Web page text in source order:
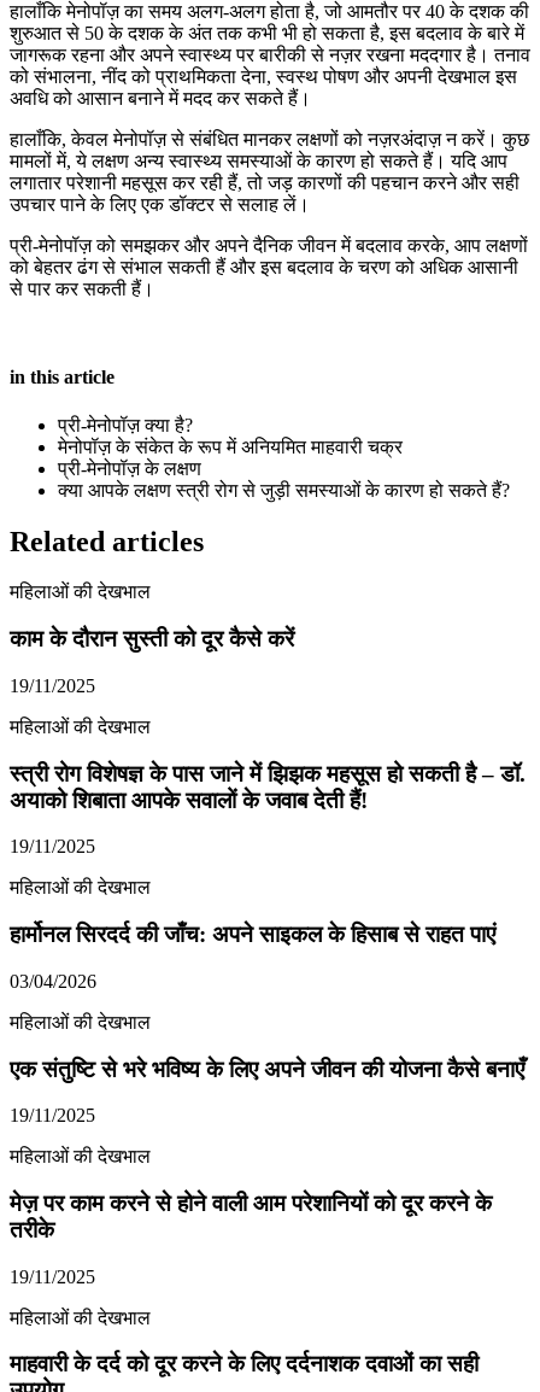
हालाँकि मेनोपॉज़ का समय अलग-अलग होता है, जो आमतौर पर 40 के दशक की
शुरुआत से 50 के दशक के अंत तक कभी भी हो सकता है, इस बदलाव के बारे में
जागरूक रहना और अपने स्वास्थ्य पर बारीकी से नज़र रखना मददगार है। तनाव
को संभालना, नींद को प्राथमिकता देना, स्वस्थ पोषण और अपनी देखभाल इस
अवधि को आसान बनाने में मदद कर सकते हैं।
हालाँकि, केवल मेनोपॉज़ से संबंधित मानकर लक्षणों को नज़रअंदाज़ न करें। कुछ
मामलों में, ये लक्षण अन्य स्वास्थ्य समस्याओं के कारण हो सकते हैं। यदि आप
लगातार परेशानी महसूस कर रही हैं, तो जड़ कारणों की पहचान करने और सही
उपचार पाने के लिए एक डॉक्टर से सलाह लें।
प्री-मेनोपॉज़ को समझकर और अपने दैनिक जीवन में बदलाव करके, आप लक्षणों
को बेहतर ढंग से संभाल सकती हैं और इस बदलाव के चरण को अधिक आसानी
से पार कर सकती हैं।
in this article
प्री-मेनोपॉज़ क्या है?
मेनोपॉज़ के संकेत के रूप में अनियमित माहवारी चक्र
प्री-मेनोपॉज़ के लक्षण
क्या आपके लक्षण स्त्री रोग से जुड़ी समस्याओं के कारण हो सकते हैं?
Related articles
महिलाओं की देखभाल
काम के दौरान सुस्ती को दूर कैसे करें
19/11/2025
महिलाओं की देखभाल
स्त्री रोग विशेषज्ञ के पास जाने में झिझक महसूस हो सकती है – डॉ.
अयाको शिबाता आपके सवालों के जवाब देती हैं!
19/11/2025
महिलाओं की देखभाल
हार्मोनल सिरदर्द की जाँच: अपने साइकल के हिसाब से राहत पाएं
03/04/2026
महिलाओं की देखभाल
एक संतुष्टि से भरे भविष्य के लिए अपने जीवन की योजना कैसे बनाएँ
19/11/2025
महिलाओं की देखभाल
मेज़ पर काम करने से होने वाली आम परेशानियों को दूर करने के
तरीके
19/11/2025
महिलाओं की देखभाल
माहवारी के दर्द को दूर करने के लिए दर्दनाशक दवाओं का सही